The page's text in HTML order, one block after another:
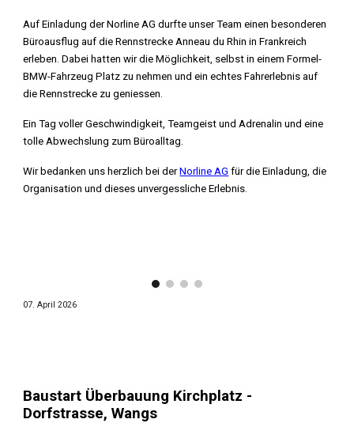
Auf Einladung der Norline AG durfte unser Team einen besonderen
Büroausflug auf die Rennstrecke Anneau du Rhin in Frankreich
erleben. Dabei hatten wir die Möglichkeit, selbst in einem Formel-
BMW-Fahrzeug Platz zu nehmen und ein echtes Fahrerlebnis auf
die Rennstrecke zu geniessen.
Ein Tag voller Geschwindigkeit, Teamgeist und Adrenalin und eine
tolle Abwechslung zum Büroalltag.
Wir bedanken uns herzlich bei derNorline AG für die Einladung, die
Organisation und dieses unvergessliche Erlebnis.
07. April 2026
Baustart Überbauung Kirchplatz -
Dorfstrasse, Wangs